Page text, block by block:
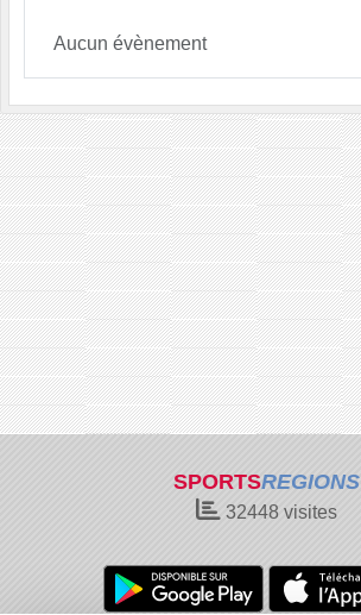
Aucun évènement
SPORTSREGIONS
32448visites